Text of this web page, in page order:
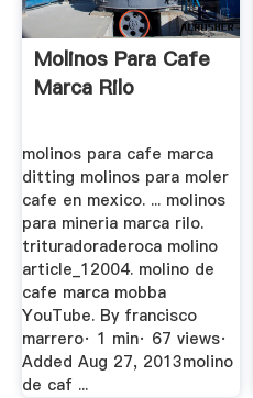
Molinos Para Cafe
Marca Rilo
molinos para cafe marca
ditting molinos para moler
cafe en mexico. ... molinos
para mineria marca rilo.
trituradoraderoca molino
article_12004. molino de
cafe marca mobba
YouTube. By francisco
marrero· 1 min· 67 views·
Added Aug 27, 2013molino
de caf ...